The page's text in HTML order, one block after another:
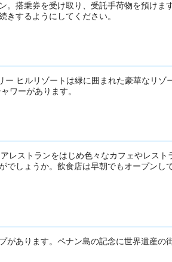
。搭乗券を受け取り、受託手荷物を預けま
するようにしてください。
ヒルリゾートは緑に囲まれた豪華なリゾ
ワーがあります。
レストランをはじめ色々なカフェやレスト
でしょうか。飲食店は早朝でもオープンし
があります。ペナン島の記念に世界遺産の